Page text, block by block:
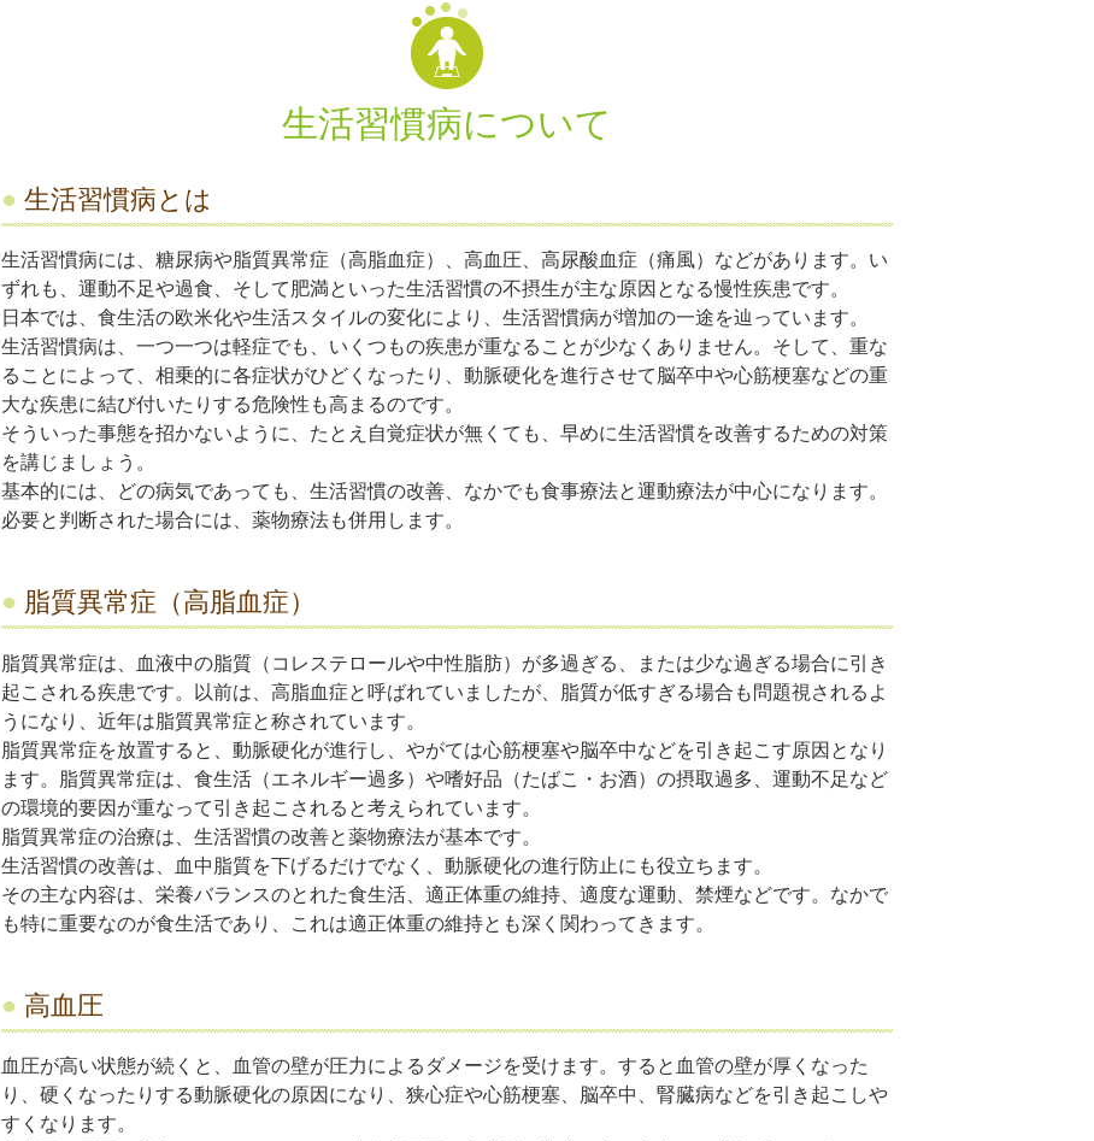
生活習慣病について
生活習慣病とは
生活習慣病には、糖尿病や脂質異常症（高脂血症）、高血圧、高尿酸血症（痛風）などがあります。い
ずれも、運動不足や過食、そして肥満といった生活習慣の不摂生が主な原因となる慢性疾患です。
日本では、食生活の欧米化や生活スタイルの変化により、生活習慣病が増加の一途を辿っています。
生活習慣病は、一つ一つは軽症でも、いくつもの疾患が重なることが少なくありません。そして、重な
ることによって、相乗的に各症状がひどくなったり、動脈硬化を進行させて脳卒中や心筋梗塞などの重
大な疾患に結び付いたりする危険性も高まるのです。
そういった事態を招かないように、たとえ自覚症状が無くても、早めに生活習慣を改善するための対策
を講じましょう。
基本的には、どの病気であっても、生活習慣の改善、なかでも食事療法と運動療法が中心になります。
必要と判断された場合には、薬物療法も併用します。
脂質異常症（高脂血症）
脂質異常症は、血液中の脂質（コレステロールや中性脂肪）が多過ぎる、または少な過ぎる場合に引き
起こされる疾患です。以前は、高脂血症と呼ばれていましたが、脂質が低すぎる場合も問題視されるよ
うになり、近年は脂質異常症と称されています。
脂質異常症を放置すると、動脈硬化が進行し、やがては心筋梗塞や脳卒中などを引き起こす原因となり
ます。脂質異常症は、食生活（エネルギー過多）や嗜好品（たばこ・お酒）の摂取過多、運動不足など
の環境的要因が重なって引き起こされると考えられています。
脂質異常症の治療は、生活習慣の改善と薬物療法が基本です。
生活習慣の改善は、血中脂質を下げるだけでなく、動脈硬化の進行防止にも役立ちます。
その主な内容は、栄養バランスのとれた食生活、適正体重の維持、適度な運動、禁煙などです。なかで
も特に重要なのが食生活であり、これは適正体重の維持とも深く関わってきます。
高血圧
血圧が高い状態が続くと、血管の壁が圧力によるダメージを受けます。すると血管の壁が厚くなった
り、硬くなったりする動脈硬化の原因になり、狭心症や心筋梗塞、脳卒中、腎臓病などを引き起こしや
すくなります。